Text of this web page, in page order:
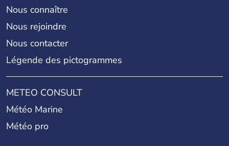
Nous connaître
Nous rejoindre
Nous contacter
Légende des pictogrammes
METEO CONSULT
Météo Marine
Météo pro